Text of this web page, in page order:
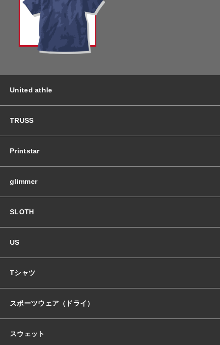
United athle
TRUSS
Printstar
glimmer
SLOTH
US
Tシャツ
スポーツウェア（ドライ）
スウェット
ハット
バッグ＆Other
プリント加工オプション
ポロシャツ
ロングスリーブ
新着商品
おすすめ商品
セール商品
ランキング
ハット
バッグ＆Other